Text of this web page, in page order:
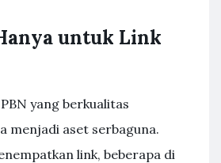
untuk Link
yang berkualitas
menjadi aset serbaguna.
link, beberapa di